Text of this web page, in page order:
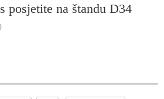
posjetite na štandu D34